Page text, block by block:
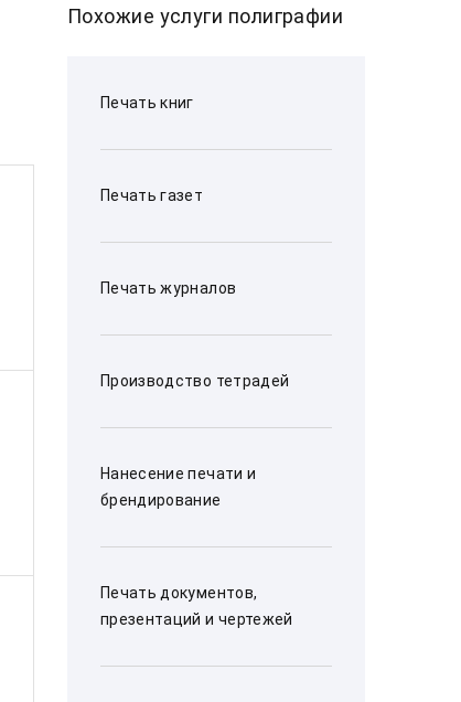
Похожие услуги полиграфии
Печать книг
Печать газет
Печать журналов
Производство тетрадей
Нанесение печати и
брендирование
Печать документов,
презентаций и чертежей